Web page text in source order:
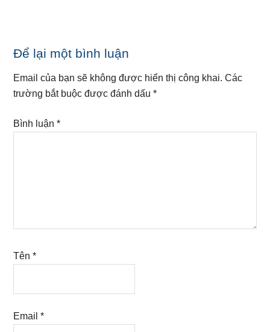
Reader
Interactions
Để lại một bình luận
Email của bạn sẽ không được hiển thị công khai. Các
trường bắt buộc được đánh dấu*
Bình luận*
Tên*
Email*